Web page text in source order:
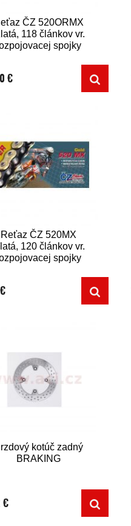
ČZ 520ORMX
118 článkov vr.
spojky
€
Reťaz ČZ 520MX
120 článkov vr.
spojky
kotúč zadný
BRAKING
€